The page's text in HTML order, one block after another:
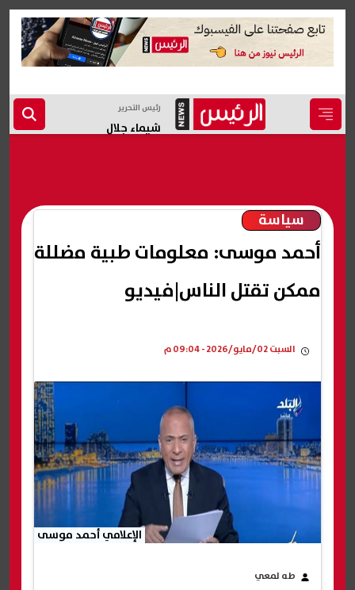
رئيس التحرير
شيماء جلال
سياسة
أحمد موسى: معلومات طبية مضللة
ممكن تقتل الناس|فيديو
السبت 02/مايو/2026 - 09:04 م
الإعلامي أحمد موسى
طه لمعي